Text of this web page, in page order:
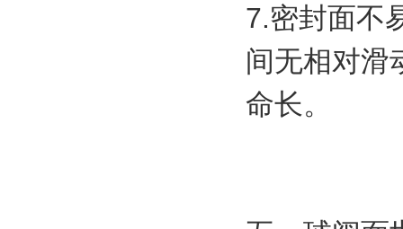
7.密封面不
间无相对滑
命长。